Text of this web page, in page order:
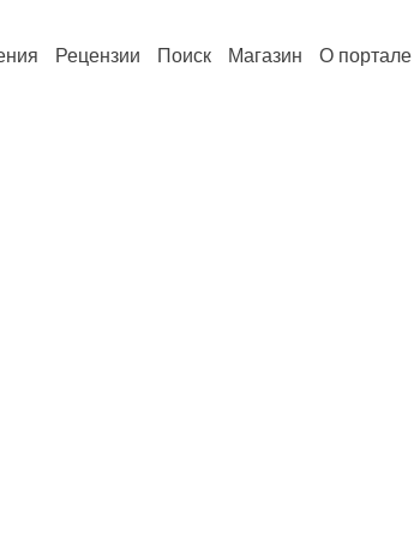
Рецензии Поиск Магазин О портале